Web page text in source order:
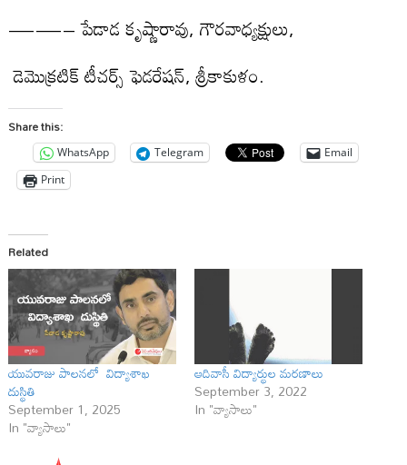
——– పేడాడ కృష్ణారావు, గౌరవాధ్యక్షులు,
డెమొక్రటిక్ టీచర్స్ ఫెడరేషన్, శ్రీకాకుళం.
Share this:
WhatsApp Telegram
Email
Print
Related
యువరాజు పాలనలో విద్యాశాఖ
దుస్థితి
September 1, 2025
In "వ్యాసాలు"
ఆదివాసీ విద్యార్థుల మరణాలు
September 3, 2022
In "వ్యాసాలు"